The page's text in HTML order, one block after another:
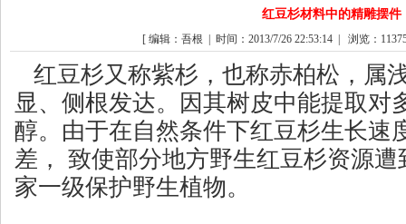
红豆杉材料中的精雕摆件
[ 编辑：吾根 | 时间：2013/7/26 22:53:14 | 浏览：
红豆杉又称紫杉，也称赤柏松，属
显、侧根发达。因其树皮中能提取对
醇。 由于在自然条件下红豆杉生长速
差， 致使部分地方野生红豆杉资源
家一级保护野生植物。